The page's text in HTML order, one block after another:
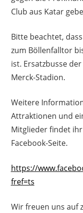
Club aus Katar
Bitte beachtet,
zum Böllenfalltor
ist. Ersatzbusse
Merck-Stadion.
Weitere
Attraktionen und
Mitglieder findet
Facebook-Seite.
https://
fref=ts
Wir freuen uns auf